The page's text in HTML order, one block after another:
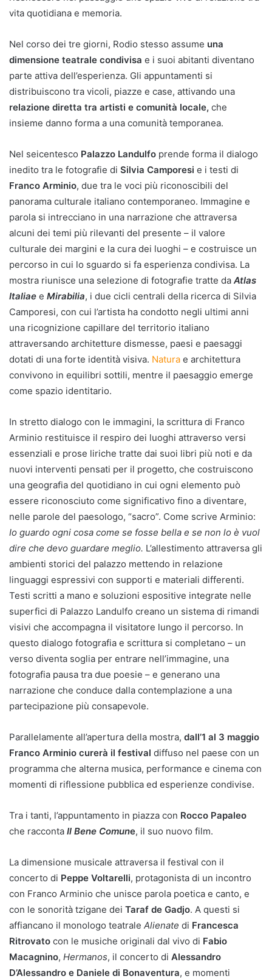
vita quotidiana e memoria.
Nel corso dei tre giorni, Rodio stesso assume una
dimensione teatrale condivisa e i suoi abitanti diventano
parte attiva dell’esperienza. Gli appuntamenti si
distribuiscono tra vicoli, piazze e case, attivando una
relazione diretta tra artisti e comunità locale, che
insieme danno forma a una comunità temporanea.
Nel seicentesco Palazzo Landulfo prende forma il dialogo
inedito tra le fotografie di Silvia Camporesi e i testi di
Franco Arminio, due tra le voci più riconoscibili del
panorama culturale italiano contemporaneo. Immagine e
parola si intrecciano in una narrazione che attraversa
alcuni dei temi più rilevanti del presente – il valore
culturale dei margini e la cura dei luoghi – e costruisce un
percorso in cui lo sguardo si fa esperienza condivisa. La
mostra riunisce una selezione di fotografie tratte da Atlas
Italiae e Mirabilia, i due cicli centrali della ricerca di Silvia
Camporesi, con cui l’artista ha condotto negli ultimi anni
una ricognizione capillare del territorio italiano
attraversando architetture dismesse, paesi e paesaggi
dotati di una forte identità visiva. Natura e architettura
convivono in equilibri sottili, mentre il paesaggio emerge
come spazio identitario.
In stretto dialogo con le immagini, la scrittura di Franco
Arminio restituisce il respiro dei luoghi attraverso versi
essenziali e prose liriche tratte dai suoi libri più noti e da
nuovi interventi pensati per il progetto, che costruiscono
una geografia del quotidiano in cui ogni elemento può
essere riconosciuto come significativo fino a diventare,
nelle parole del paesologo, “sacro”. Come scrive Arminio:
Io guardo ogni cosa come se fosse bella e se non lo è vuol
dire che devo guardare meglio. L’allestimento attraversa gli
ambienti storici del palazzo mettendo in relazione
linguaggi espressivi con supporti e materiali differenti.
Testi scritti a mano e soluzioni espositive integrate nelle
superfici di Palazzo Landulfo creano un sistema di rimandi
visivi che accompagna il visitatore lungo il percorso. In
questo dialogo fotografia e scrittura si completano – un
verso diventa soglia per entrare nell’immagine, una
fotografia pausa tra due poesie – e generano una
narrazione che conduce dalla contemplazione a una
partecipazione più consapevole.
Parallelamente all’apertura della mostra, dall’1 al 3 maggio
Franco Arminio curerà il festival diffuso nel paese con un
programma che alterna musica, performance e cinema con
momenti di riflessione pubblica ed esperienze condivise.
Tra i tanti, l’appuntamento in piazza con Rocco Papaleo
che racconta Il Bene Comune, il suo nuovo film.
La dimensione musicale attraversa il festival con il
concerto di Peppe Voltarelli, protagonista di un incontro
con Franco Arminio che unisce parola poetica e canto, e
con le sonorità tzigane dei Taraf de Gadjo. A questi si
affiancano il monologo teatrale Alienate di Francesca
Ritrovato con le musiche originali dal vivo di Fabio
Macagnino, Hermanos, il concerto di Alessandro
D’Alessandro e Daniele di Bonaventura, e momenti